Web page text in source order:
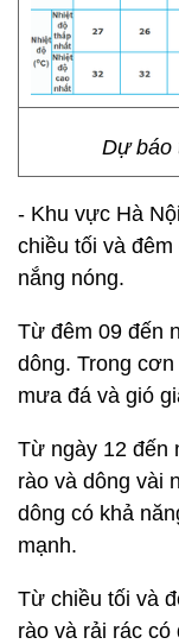
Dự báo
- Khu vực Hà
chiều tối và
nắng nóng.
Từ đêm 09 đến
dông. Trong
mưa đá và gió
Từ ngày 12 đến
rào và dông vài
dông có khả
mạnh.
Từ chiều tối và
rào và rải rác